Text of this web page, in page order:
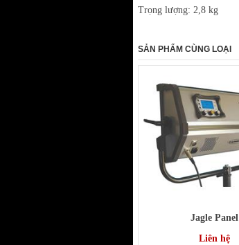
Trọng lượng: 2,8 kg
SẢN PHẨM CÙNG LOẠI
Jagle Panel
Liên hệ